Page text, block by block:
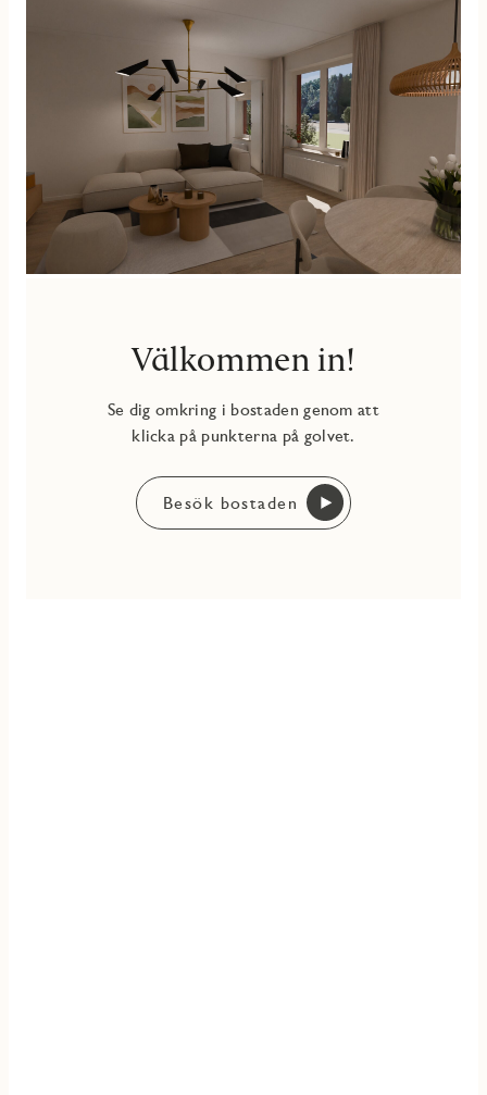
Möblerbar balkong i västerläge mot den grönskande
innergården. Här finns gott om plats för både sittgrupp och
egna planteringar.
Lägenheten utrustas med Triple play från Telia (IP-telefoni,
bredband och tv). I månadsavgiften ingår ca 20 tv-kanaler,
internetanslutning 1000/1000 Mbit/s, bredbandstelefoni
samt värme och kallvatten. Till bostaden hör ett
källarförråd.
Välkommen in!
Se dig omkring i bostaden genom att
klicka på punkterna på golvet.
Besök bostaden